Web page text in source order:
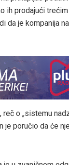
prodajući
da je kompanija
o „sistemu
je poručio da će